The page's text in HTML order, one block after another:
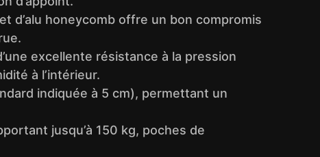
d’alu honeycomb offre un bon compromis
excellente résistance à la pression
à l’intérieur.
indiquée à 5 cm), permettant un
jusqu’à 150 kg, poches de